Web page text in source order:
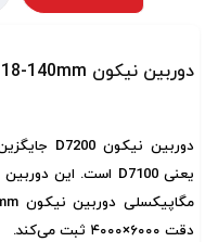
دوربین نیکون Nikon D7200 Kit 18-140mm
دوربین نیکونD7200
دقت ۶۰۰۰×۴۰۰۰ ثبت می‌کند.